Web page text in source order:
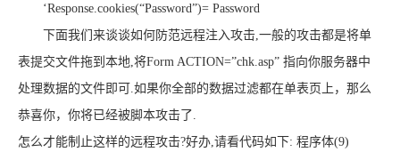
‘Response.cookies(“Password”)= Password
下面我们来谈谈如何防范远程注入攻击,一般的攻击都是将单
表提交文件拖到本地,将Form ACTION=”chk.asp” 指向你服务器中
处理数据的文件即可.如果你全部的数据过滤都在单表页上，那么
恭喜你，你将已经被脚本攻击了.
怎么才能制止这样的远程攻击?好办,请看代码如下: 程序体(9)